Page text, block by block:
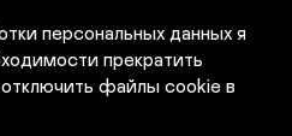
персональных данных я
прекратить
файлы cookie в